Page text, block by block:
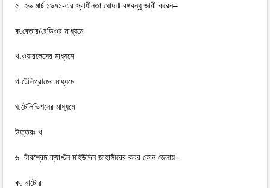
৫. ২৬ মার্চ ১৯৭১-এর স্বাধীনতা ঘোষণা বঙ্গবন্ধু জারী করেন–
ক.বেতার/রেডিওর মাধ্যমে
খ.ওয়ারলেসের মাধ্যমে
গ.টেলিগ্রামের মাধ্যমে
ঘ.টেলিভিশনের মাধ্যমে
উত্তরঃ খ
৬. বীরশ্রেষ্ঠ ক্যাপ্টন মহিউদ্দিন জাহাঙ্গীরের কবর কোন জেলায় –
ক. নাটোর